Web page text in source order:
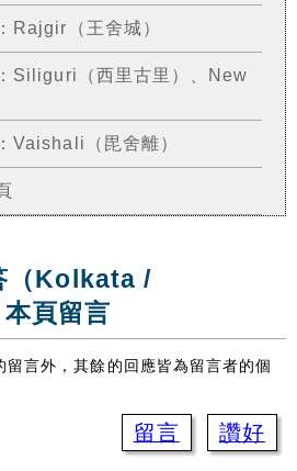
Rajgir（王舍城）
Siliguri（西里古里）、New
Vaishali（毘舍離）
（Kolkata /
頁留言
留言外，其餘的回應皆為留言者的個
留言 讚好